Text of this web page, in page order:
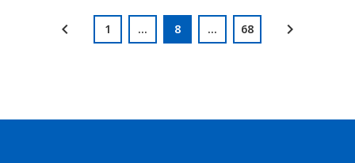
chevron_left
side Page
1 side
... side
8 side
... side
68 side
chevron_right